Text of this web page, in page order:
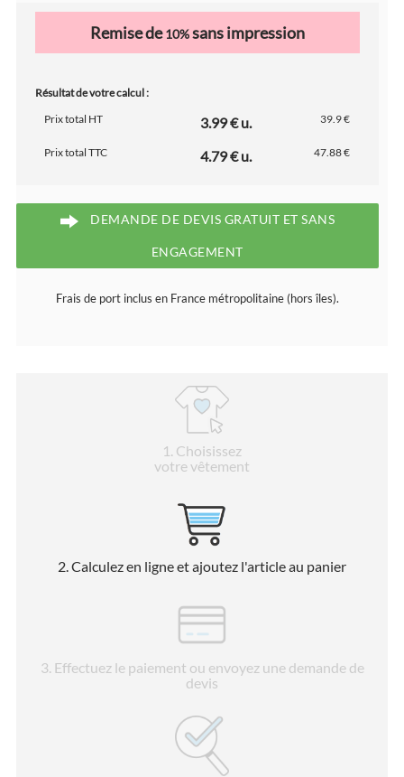
Remise de10%sans impression
Résultat de votre calcul :
Prix total HT
3.99 € u. 39.9 €
Prix total TTC 4.79 € u. 47.88 €
DEMANDE DE DEVIS GRATUIT ET SANS
ENGAGEMENT
Frais de port inclus en France métropolitaine (hors îles).
1 . Choisissez
votre vêtement
2. Calculez en ligne et ajoutez l'article au panier
3 . Effectuez le paiement ou envoyez une demande de
devis